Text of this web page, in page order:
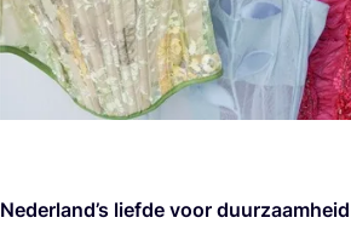
Neder­land’s lief­de voor duur­zaam­heid